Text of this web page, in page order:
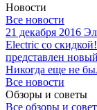
Новости
Все новости
21 декабря 2016
Electric со скидкой!
представлен
Никогда еще не
Все новости
Обзоры и советы
Все обзоры и